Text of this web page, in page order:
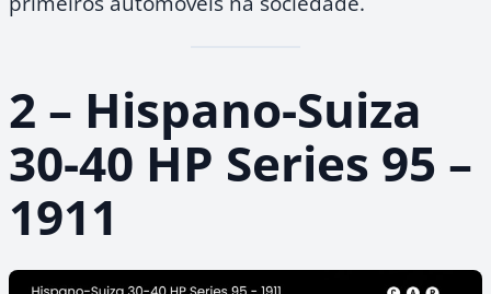
2 – Hispano-Suiza
30-40 HP Series 95 –
1911